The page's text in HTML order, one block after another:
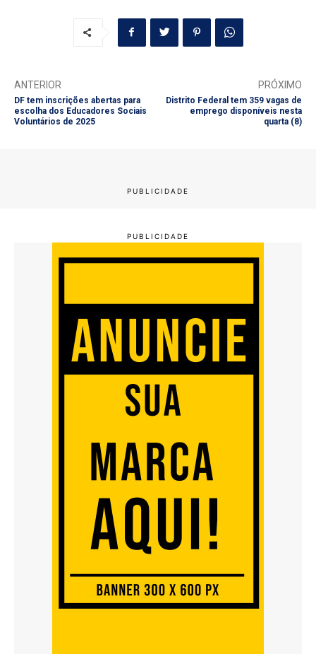
ANTERIOR
DF tem inscrições abertas para
escolha dos Educadores Sociais
Voluntários de 2025
PRÓXIMO
Distrito Federal tem 359 vagas de
emprego disponíveis nesta
quarta (8)